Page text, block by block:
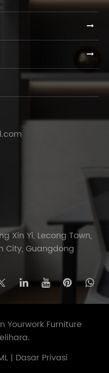
Xin Yi, Lecong Town,
City, Guangdong
Yourwork Furniture
| Dasar Privasi